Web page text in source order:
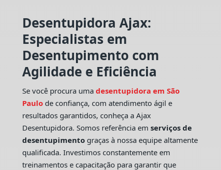
Desentupidora Ajax:
Especialistas em
Desentupimento com
Agilidade e Eficiência
Se você procura uma desentupidora em São
Paulo de confiança, com atendimento ágil e
resultados garantidos, conheça a Ajax
Desentupidora. Somos referência em serviços de
desentupimentograças à nossa equipe altamente
qualificada. Investimos constantemente em
treinamentos e capacitação para garantir que